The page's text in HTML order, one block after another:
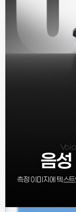
음
측정 이미지에 텍스